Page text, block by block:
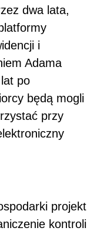
dwa lata,
i
Adama
po
będą mogli
przy
projekt
kontroli